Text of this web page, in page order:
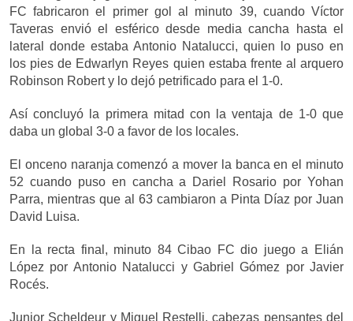
FC fabricaron el primer gol al minuto 39, cuando Víctor
Taveras envió el esférico desde media cancha hasta el
lateral donde estaba Antonio Natalucci, quien lo puso en
los pies de Edwarlyn Reyes quien estaba frente al arquero
Robinson Robert y lo dejó petrificado para el 1-0.
Así concluyó la primera mitad con la ventaja de 1-0 que
daba un global 3-0 a favor de los locales.
El onceno naranja comenzó a mover la banca en el minuto
52 cuando puso en cancha a Dariel Rosario por Yohan
Parra, mientras que al 63 cambiaron a Pinta Díaz por Juan
David Luisa.
En la recta final, minuto 84 Cibao FC dio juego a Elián
López por Antonio Natalucci y Gabriel Gómez por Javier
Rocés.
Junior Scheldeur y Miguel Restelli, cabezas pensantes del